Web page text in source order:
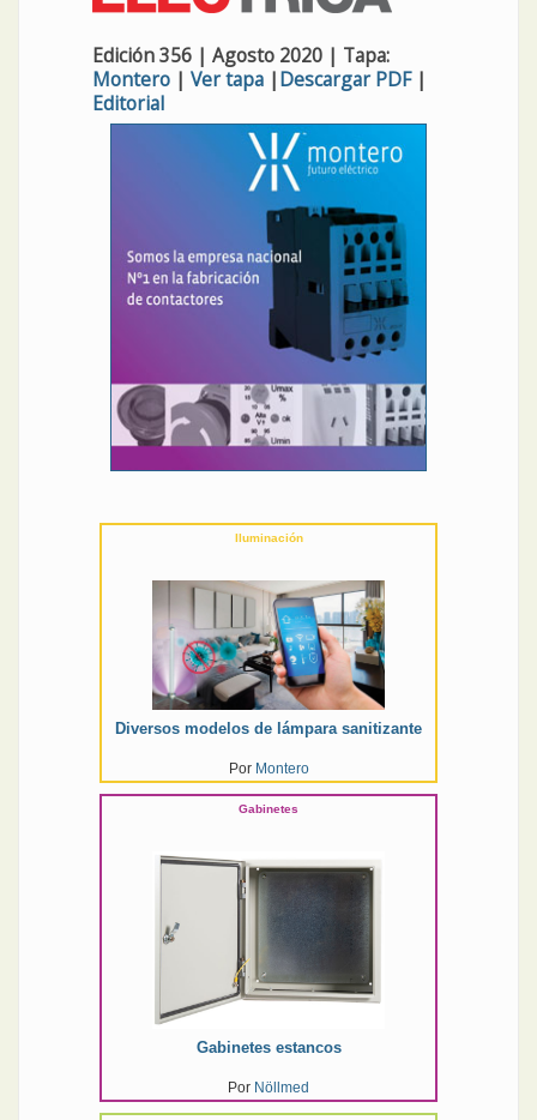
Edición 356 | Agosto 2020 | Tapa:
Montero | Ver tapa |Descargar PDF|
Editorial
Iluminación
Diversos modelos de lámpara sanitizante
Por Montero
Gabinetes
Gabinetes estancos
Por Nöllmed